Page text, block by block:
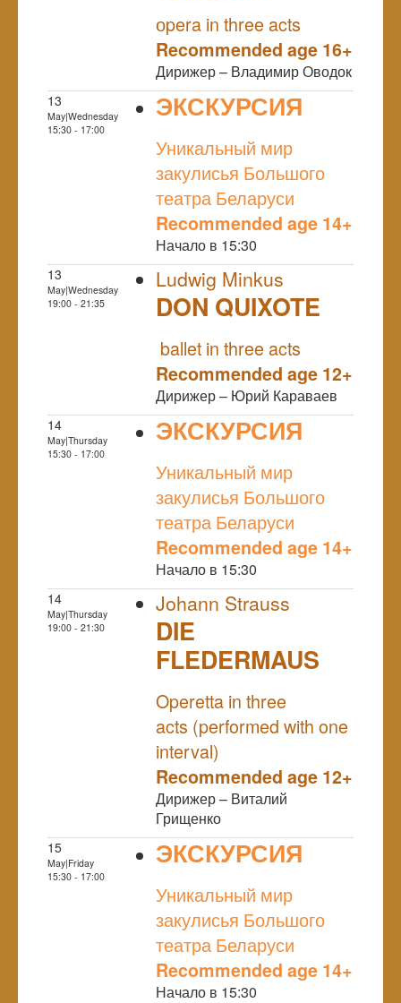
оpera in three acts
Recommended age 16+
Дирижер – Владимир Оводок
13
May|Wednesday
15:30 - 17:00
ЭКСКУРСИЯ
Уникальный мир
закулисья Большого
театра Беларуси
Recommended age 14+
Начало в 15:30
13
May|Wednesday
19:00 - 21:35
Ludwig Minkus
DON QUIXOTE
ballet in three acts
Recommended age 12+
Дирижер – Юрий Караваев
14
May|Thursday
15:30 - 17:00
ЭКСКУРСИЯ
Уникальный мир
закулисья Большого
театра Беларуси
Recommended age 14+
Начало в 15:30
14
May|Thursday
19:00 - 21:30
Johann Strauss
DIE
FLEDERMAUS
Operetta in three
acts (performed with one
interval)
Recommended age 12+
Дирижер – Виталий
Грищенко
15
May|Friday
15:30 - 17:00
ЭКСКУРСИЯ
Уникальный мир
закулисья Большого
театра Беларуси
Recommended age 14+
Начало в 15:30